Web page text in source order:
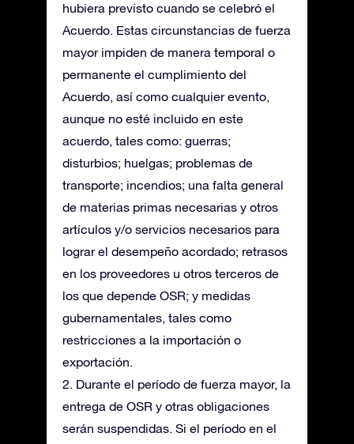
hubiera previsto cuando se celebró el
Acuerdo. Estas circunstancias de fuerza
mayor impiden de manera temporal o
permanente el cumplimiento del
Acuerdo, así como cualquier evento,
aunque no esté incluido en este
acuerdo, tales como: guerras;
disturbios; huelgas; problemas de
transporte; incendios; una falta general
de materias primas necesarias y otros
artículos y/o servicios necesarios para
lograr el desempeño acordado; retrasos
en los proveedores u otros terceros de
los que depende OSR; y medidas
gubernamentales, tales como
restricciones a la importación o
exportación.
2. Durante el período de fuerza mayor, la
entrega de OSR y otras obligaciones
serán suspendidas. Si el período en el